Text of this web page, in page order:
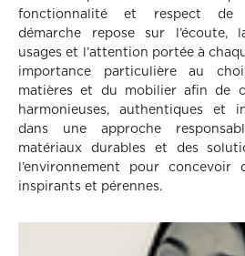
fonctionnalité et respect de
démarche repose sur l’écoute,
usages et l’attention portée à
importance particulière au
matières et du mobilier afin de
harmonieuses, authentiques et
dans une approche
matériaux durables et des
l’environnement pour
inspirants et pérennes.